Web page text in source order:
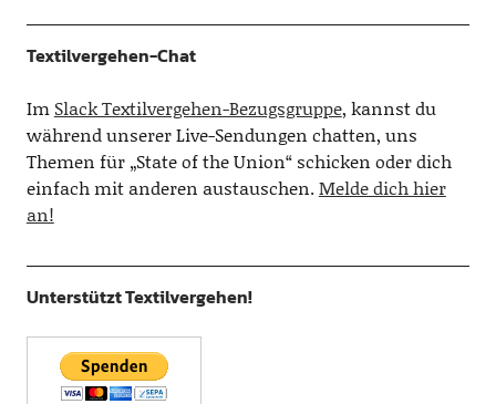
Textilvergehen-Chat
Im Slack Textilvergehen-Bezugsgruppe, kannst du
während unserer Live-Sendungen chatten, uns
Themen für „State of the Union“ schicken oder dich
einfach mit anderen austauschen.Melde dich hier
an!
Unterstützt Textilvergehen!